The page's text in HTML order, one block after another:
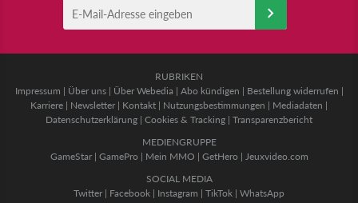
RUBRIKEN
Impressum | Über uns| Über Webedia | Abo kündigen | Bestellung widerrufen |
Karriere | Newsletter | Kontakt | Nutzungsbestimmungen | Mediadaten |
Datenschutzerklärung | Cookies & Tracking | Transparenzbericht
MEDIENGRUPPE
GameStar| GamePro | Mein MMO | GetHero | Jeuxvideo.com
SOCIAL MEDIA
Twitter | Facebook | Instagram | TikTok | WhatsApp